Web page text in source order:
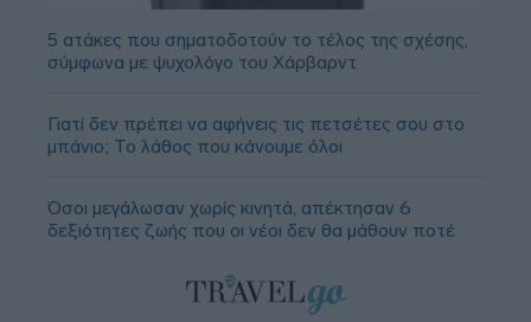
5 ατάκες που σηματοδοτούν το τέλος της σχέσης,
σύμφωνα με ψυχολόγο του Χάρβαρντ
Γιατί δεν πρέπει να αφήνεις τις πετσέτες σου στο
μπάνιο; Το λάθος που κάνουμε όλοι
Όσοι μεγάλωσαν χωρίς κινητά, απέκτησαν 6
δεξιότητες ζωής που οι νέοι δεν θα μάθουν ποτέ